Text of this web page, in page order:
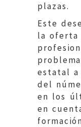
plazas.
Este
la oferta
estatal a
del
en los
en